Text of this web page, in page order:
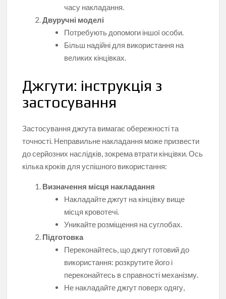
часу накладання.
Двуручні моделі
Потребують допомоги іншої особи.
Більш надійні для використання на
великих кінцівках.
Джгути: інструкція з
застосування
Застосування джгута вимагає обережності та
точності. Неправильне накладання може призвести
до серйозних наслідків, зокрема втрати кінцівки. Ось
кілька кроків для успішного використання:
Визначення місця накладання
Накладайте джгут на кінцівку вище
місця кровотечі.
Уникайте розміщення на суглобах.
Підготовка
Переконайтесь, що джгут готовий до
використання: розкрутите його і
переконайтесь в справності механізму.
Не накладайте джгут поверх одягу,